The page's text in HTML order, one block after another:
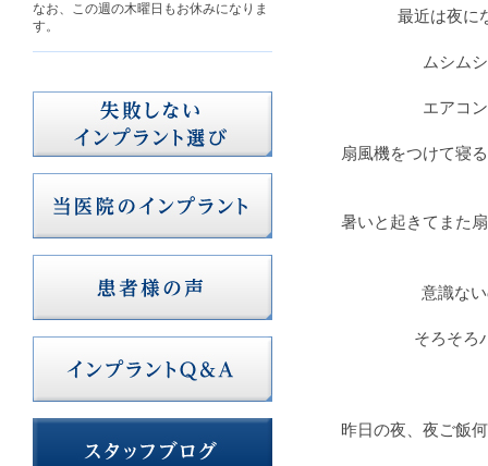
最近は夜に
ムシム
エアコ
扇風機をつけて寝
暑いと起きてまた
意識な
そろそろ
昨日の夜、夜ご飯
なお、この週の木曜日もお休みになりま
す。